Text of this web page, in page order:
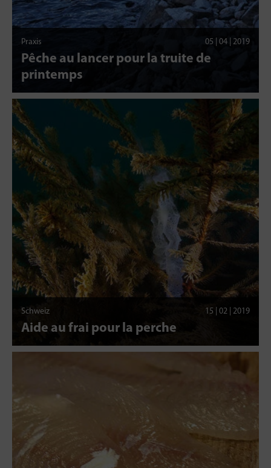
Praxis 05 | 04 | 2019
Pêche au lancer pour la truite de
printemps
Schweiz 15 | 02 | 2019
Aide au frai pour la perche